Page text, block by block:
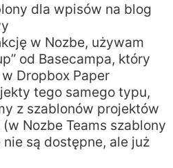
dla wpisów na blog
w Nozbe, używam
od Basecampa, który
Dropbox Paper
tego samego typu,
z szablonów projektów
Nozbe Teams szablony
są dostępne, ale już